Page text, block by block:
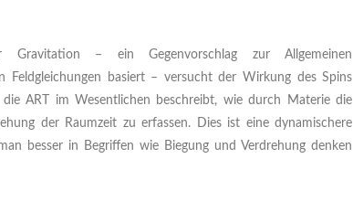
Gravitation – ein Gegenvorschlag zur Allgemeinen
Feldgleichungen basiert – versucht der Wirkung des Spins
die ART im Wesentlichen beschreibt, wie durch Materie die
der Raumzeit zu erfassen. Dies ist eine dynamischere
besser in Begriffen wie Biegung und Verdrehung denken